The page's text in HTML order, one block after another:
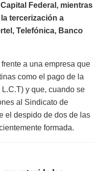
Federal, mientras
tercerización a
Telefónica, Banco
a una empresa que
como el pago de la
y que, cuando se
al Sindicato de
el despido de dos de las
formada.